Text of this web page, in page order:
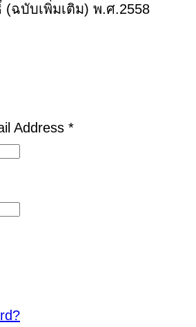
บับเพิ่มเติม) พ.ศ.2558
Address *